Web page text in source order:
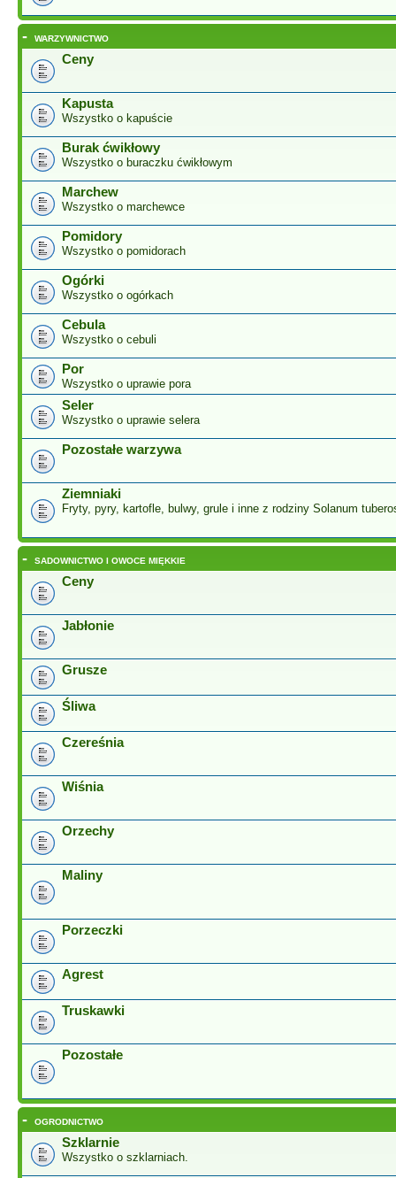
- WARZYWNICTWO
Ceny
Kapusta
Wszystko o kapuście
Burak ćwikłowy
Wszystko o buraczku ćwikłowym
Marchew
Wszystko o marchewce
Pomidory
Wszystko o pomidorach
Ogórki
Wszystko o ogórkach
Cebula
Wszystko o cebuli
Por
Wszystko o uprawie pora
Seler
Wszystko o uprawie selera
Pozostałe warzywa
Ziemniaki
Fryty, pyry, kartofle, bulwy, grule i inne z rodziny Solanum
- SADOWNICTWO I OWOCE MIĘKKIE
Ceny
Jabłonie
Grusze
Śliwa
Czereśnia
Wiśnia
Orzechy
Maliny
Porzeczki
Agrest
Truskawki
Pozostałe
- OGRODNICTWO
Szklarnie
Wszystko o szklarniach.